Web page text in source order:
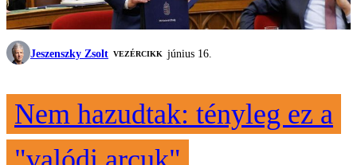
Jeszenszky Zsolt VEZÉRCIKK június 16.
Nem hazudtak: tényleg ez a